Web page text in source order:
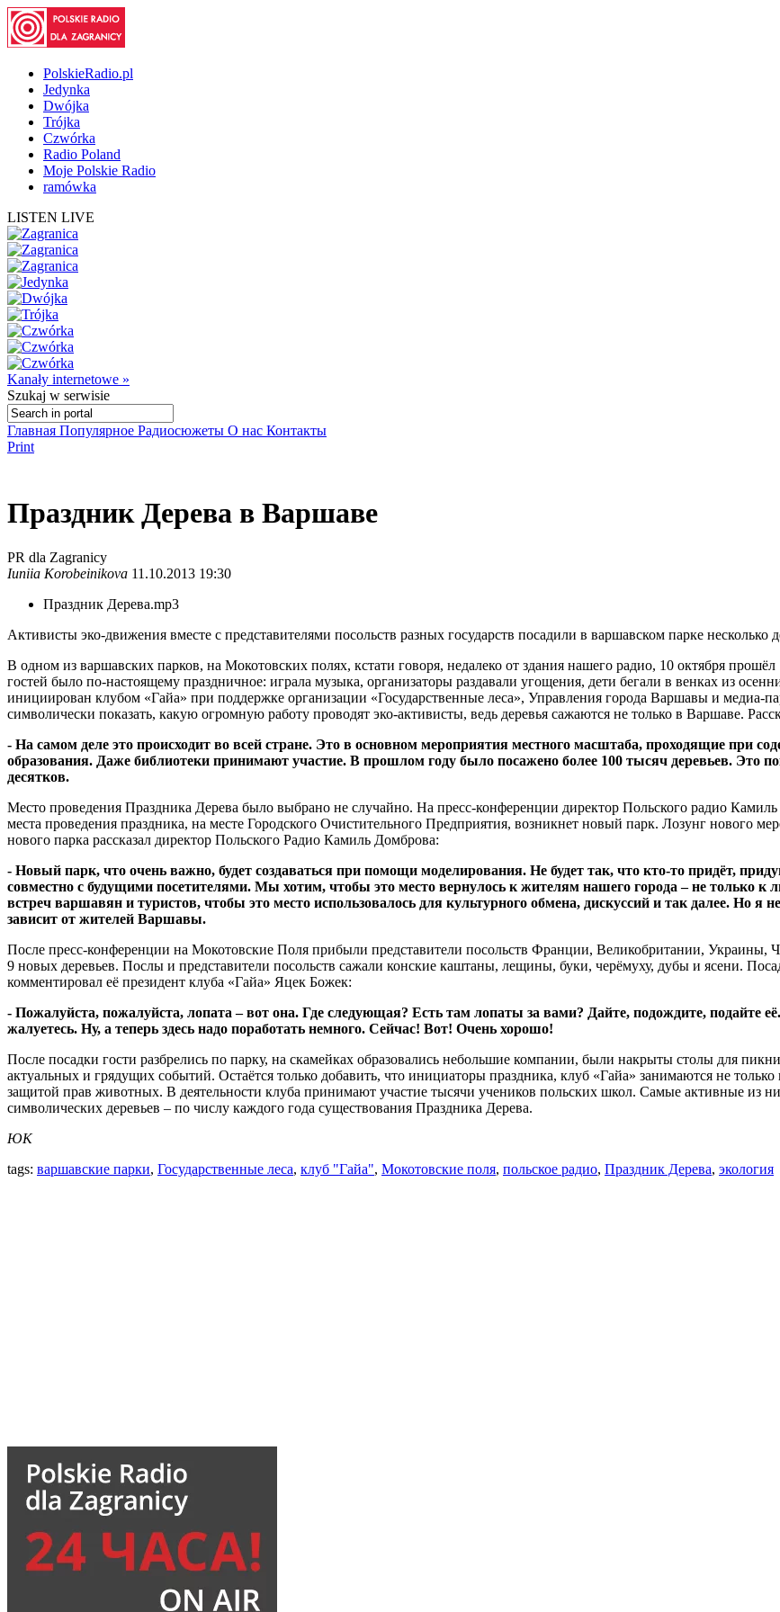
PolskieRadio.pl
Jedynka
Dwójka
Trójka
Czwórka
Radio Poland
Moje Polskie Radio
ramówka
LISTEN LIVE
Kanały internetowe »
Szukaj w serwisie
Главная Популярное Радиосюжеты О нас Контакты
Print
Праздник Дерева в Варшаве
PR dla Zagranicy
Iuniia Korobeinikova 11.10.2013 19:30
Праздник Дерева.mp3
Активисты эко-движения вместе с представителями посольств разных государств посадили в варшавском парке несколько
В одном из варшавских парков, на Мокотовских полях, кстати говоря, недалеко от здания нашего радио, 10 октября
гостей было по-настоящему праздничное: играла музыка, организаторы раздавали угощения, дети бегали в венках из
инициирован клубом «Гайа» при поддержке организации «Государственные леса», Управления города Варшавы и медиа-
символически показать, какую огромную работу проводят эко-активисты, ведь деревья сажаются не только в Варшаве.
- На самом деле это происходит во всей стране. Это в основном мероприятия местного масштаба, проходящие при
образования. Даже библиотеки принимают участие. В прошлом году было посажено более 100 тысяч деревьев. Это
десятков.
Место проведения Праздника Дерева было выбрано не случайно. На пресс-конференции директор Польского радио
места проведения праздника, на месте Городского Очистительного Предприятия, возникнет новый парк. Лозунг нового
нового парка рассказал директор Польского Радио Камиль Домброва:
- Новый парк, что очень важно, будет создаваться при помощи моделирования. Не будет так, что кто-то придёт,
совместно с будущими посетителями. Мы хотим, чтобы это место вернулось к жителям нашего города – не
встреч варшавян и туристов, чтобы это место использовалось для культурного обмена, дискуссий и так далее. Но я
зависит от жителей Варшавы.
После пресс-конференции на Мокотовские Поля прибыли представители посольств Франции, Великобритании, Украины,
9 новых деревьев. Послы и представители посольств сажали конские каштаны, лещины, буки, черёмуху, дубы и ясени.
комментировал её президент клуба «Гайа» Яцек Божек:
- Пожалуйста, пожалуйста, лопата – вот она. Где следующая? Есть там лопаты за вами? Дайте, подождите, подайте
жалуетесь. Ну, а теперь здесь надо поработать немного. Сейчас! Вот! Очень хорошо!
После посадки гости разбрелись по парку, на скамейках образовались небольшие компании, были накрыты столы для
актуальных и грядущих событий. Остаётся только добавить, что инициаторы праздника, клуб «Гайа» занимаются не
защитой прав животных. В деятельности клуба принимают участие тысячи учеников польских школ. Самые активные из
символических деревьев – по числу каждого года существования Праздника Дерева.
ЮК
tags: варшавские парки, Государственные леса, клуб "Гайа", Мокотовские поля, польское радио, Праздник Дерева, экология